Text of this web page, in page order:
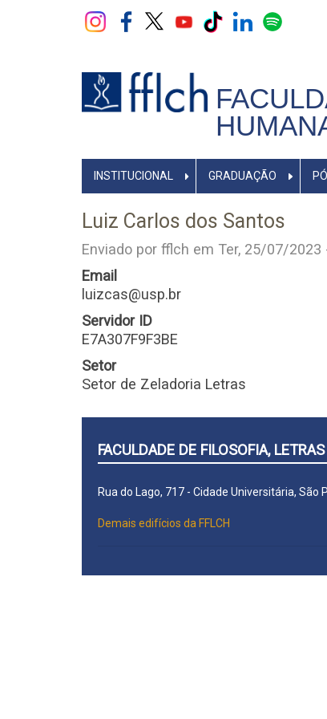
NAVEGADOR
PRINCIPAL
INSTITUCIONAL GRADUAÇÃO
Luiz Carlos dos Santos
Enviado por fflch em Ter, 25/07/2023
Email
luizcas@usp.br
Servidor ID
E7A307F9F3BE
Setor
Setor de Zeladoria Letras
FACULDADE DE FILOSOFIA,
Rua do Lago, 717 - Cidade Universitária, São
Demais edifícios da FFLCH